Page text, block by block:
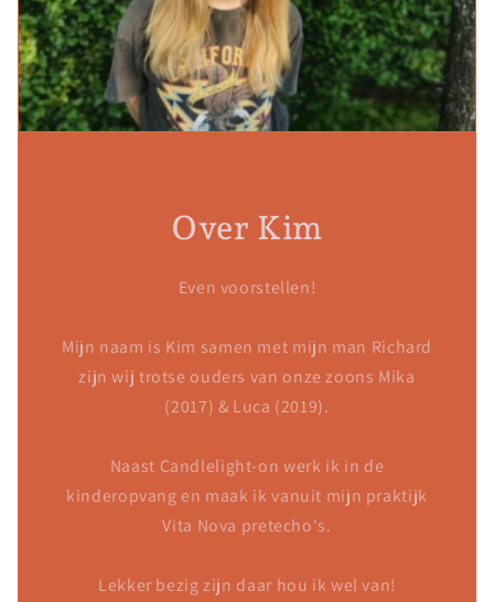
Over Kim
Even voorstellen!
Mijn naam is Kim samen met mijn man Richard
zijn wij trotse ouders van onze zoons Mika
(2017) & Luca (2019).
Naast Candlelight-on werk ik in de
kinderopvang en maak ik vanuit mijn praktijk
Vita Nova pretecho's.
Lekker bezig zijn daar hou ik wel van!